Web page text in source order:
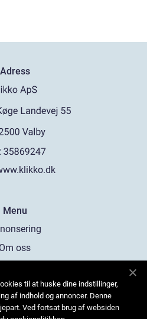
Adress
Menu
Om oss
oss
til at huske dine indstillinger,
af indhold og annoncer. Denne
Ved fortsat brug af websiden